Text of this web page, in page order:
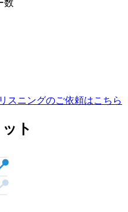
数
スニングのご依頼はこちら
ト